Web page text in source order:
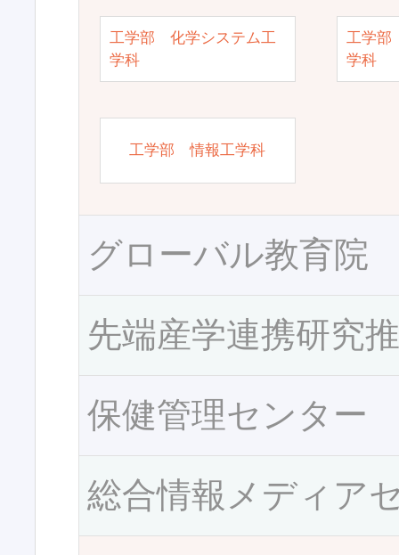
工学部 化学システム工
学科
工学部
学科
工学部 情報工学科
グローバル教育院
先端産学連携研究
保健管理センター
総合情報メディア